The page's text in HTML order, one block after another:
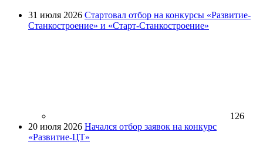
31 июля 2026 Стартовал отбор на конкурсы «Развитие-
Станкостроение» и «Старт-Станкостроение»
126
20 июля 2026 Начался отбор заявок на конкурс
«Развитие-ЦТ»